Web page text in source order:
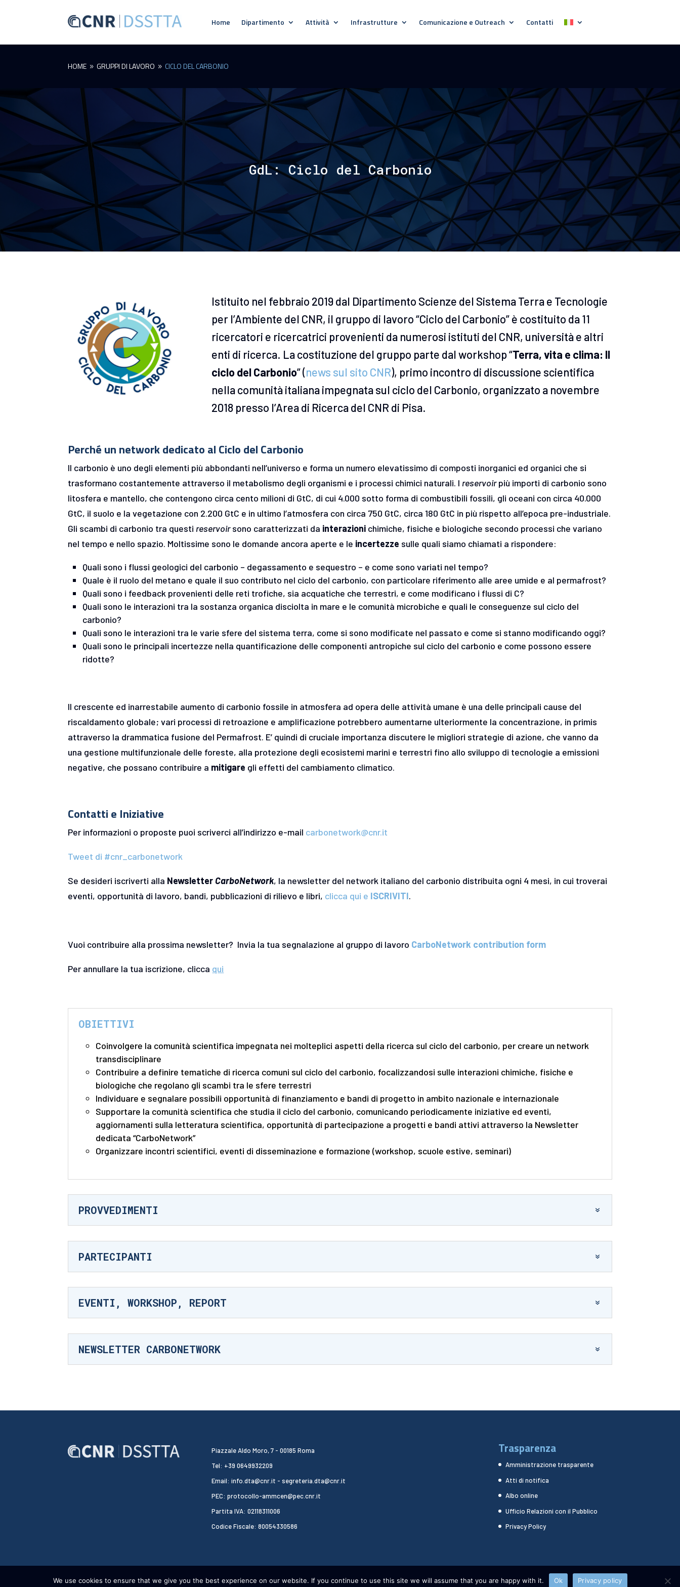
Home Dipartimento Attività Infrastrutture Comunicazione e Outreach Contatti
HOME 9 GRUPPI DI LAVORO 9 CICLO DEL CARBONIO
GdL: Ciclo del Carbonio
Istituito nel febbraio 2019 dal Dipartimento Scienze del Sistema Terra e Tecnologie
per l’Ambiente del CNR, il gruppo di lavoro “Ciclo del Carbonio” è costituito da 11
ricercatori e ricercatrici provenienti da numerosi istituti del CNR, università e altri
enti di ricerca. La costituzione del gruppo parte dal workshop “Terra, vita e clima: Il
ciclo del Carbonio” (news sul sito CNR), primo incontro di discussione scientifica
nella comunità italiana impegnata sul ciclo del Carbonio, organizzato a novembre
2018 presso l’Area di Ricerca del CNR di Pisa.
Perché un network dedicato al Ciclo del Carbonio
Il carbonio è uno degli elementi più abbondanti nell’universo e forma un numero elevatissimo di composti inorganici ed organici che si
trasformano costantemente attraverso il metabolismo degli organismi e i processi chimici naturali. I reservoirpiù importi di carbonio sono
litosfera e mantello, che contengono circa cento milioni di GtC, di cui 4.000 sotto forma di combustibili fossili, gli oceani con circa 40.000
GtC, il suolo e la vegetazione con 2.200 GtC e in ultimo l’atmosfera con circa 750 GtC, circa 180 GtC in più rispetto all’epoca pre-industriale.
Gli scambi di carbonio tra questi reservoirsono caratterizzati da interazioni chimiche, fisiche e biologiche secondo processi che variano
nel tempo e nello spazio. Moltissime sono le domande ancora aperte e le incertezze sulle quali siamo chiamati a rispondere:
Quali sono i flussi geologici del carbonio – degassamento e sequestro – e come sono variati nel tempo?
Quale è il ruolo del metano e quale il suo contributo nel ciclo del carbonio, con particolare riferimento alle aree umide e al permafrost?
Quali sono i feedback provenienti delle reti trofiche, sia acquatiche che terrestri, e come modificano i flussi di C?
Quali sono le interazioni tra la sostanza organica disciolta in mare e le comunità microbiche e quali le conseguenze sul ciclo del
carbonio?
Quali sono le interazioni tra le varie sfere del sistema terra, come si sono modificate nel passato e come si stanno modificando oggi?
Quali sono le principali incertezze nella quantificazione delle componenti antropiche sul ciclo del carbonio e come possono essere
ridotte?
Il crescente ed inarrestabile aumento di carbonio fossile in atmosfera ad opera delle attività umane è una delle principali cause del
riscaldamento globale; vari processi di retroazione e amplificazione potrebbero aumentarne ulteriormente la concentrazione, in primis
attraverso la drammatica fusione del Permafrost. E’ quindi di cruciale importanza discutere le migliori strategie di azione, che vanno da
una gestione multifunzionale delle foreste, alla protezione degli ecosistemi marini e terrestri fino allo sviluppo di tecnologie a emissioni
negative, che possano contribuire a mitigare gli effetti del cambiamento climatico.
Contatti e Iniziative
Per informazioni o proposte puoi scriverci all’indirizzo e-mail carbonetwork@cnr.it
Tweet di #cnr_carbonetwork
Se desideri iscriverti alla Newsletter CarboNetwork, la newsletter del network italiano del carbonio distribuita ogni 4 mesi, in cui troverai
eventi, opportunità di lavoro, bandi, pubblicazioni di rilievo e libri, clicca qui e ISCRIVITI.
Vuoi contribuire alla prossima newsletter? Invia la tua segnalazione al gruppo di lavoro CarboNetwork contribution form
Per annullare la tua iscrizione, clicca qui
OBIETTIVI
Coinvolgere la comunità scientifica impegnata nei molteplici aspetti della ricerca sul ciclo del carbonio, per creare un network
transdisciplinare
Contribuire a definire tematiche di ricerca comuni sul ciclo del carbonio, focalizzandosi sulle interazioni chimiche, fisiche e
biologiche che regolano gli scambi tra le sfere terrestri
Individuare e segnalare possibili opportunità di finanziamento e bandi di progetto in ambito nazionale e internazionale
Supportare la comunità scientifica che studia il ciclo del carbonio, comunicando periodicamente iniziative ed eventi,
aggiornamenti sulla letteratura scientifica, opportunità di partecipazione a progetti e bandi attivi attraverso la Newsletter
dedicata “CarboNetwork”
Organizzare incontri scientifici, eventi di disseminazione e formazione (workshop, scuole estive, seminari)
PROVVEDIMENTI
PARTECIPANTI
EVENTI, WORKSHOP, REPORT
NEWSLETTER CARBONETWORK
Piazzale Aldo Moro, 7 - 00185 Roma
Tel: +39 0649932209
Email: info.dta@cnr.it - segreteria.dta@cnr.it
PEC: protocollo-ammcen@pec.cnr.it
Partita IVA: 02118311006
Codice Fiscale: 80054330586
Trasparenza
Amministrazione trasparente
Atti di notifica
Albo online
Ufficio Relazioni con il Pubblico
Privacy Policy
CNR DSSTTA 2024 - WEBDESIGN:HEAP DESIGN
We use cookies to ensure that we give you the best experience on our website. If you continue to use this site we will assume that you are happy with it. Ok Privacy policy